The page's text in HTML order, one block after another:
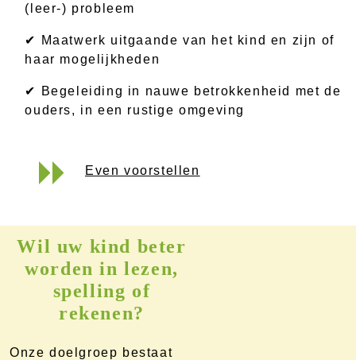
(leer-) probleem
✔ Maatwerk uitgaande van het kind en zijn of
haar mogelijkheden
✔ Begeleiding in nauwe betrokkenheid met de
ouders, in een rustige omgeving
Even voorstellen
Wil uw kind beter
worden in lezen,
spelling of
rekenen?
Onze doelgroep bestaat